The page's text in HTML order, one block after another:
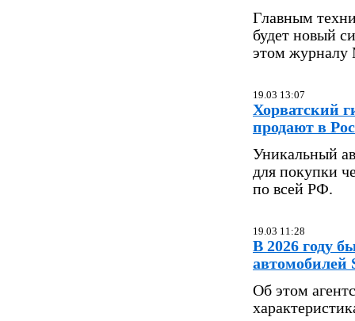
Главным
будет новый
этом журналу
19.03 13:07
Хорватский
продают в
Уникальный
для покупки
по всей РФ.
19.03 11:28
В 2026 году
автомобилей
Об этом